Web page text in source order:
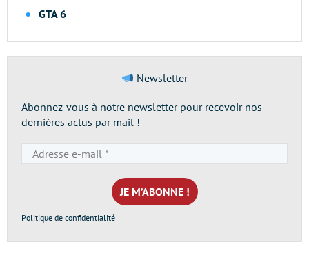
GTA 6
Newsletter
Abonnez-vous à notre newsletter pour recevoir nos
dernières actus par mail !
e-
mail
*
Politique de confidentialité